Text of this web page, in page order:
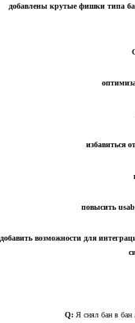
добавлены крутые фишки типа
избавиться
повысить
добавить возможности для
Q: Я снял бан в бан